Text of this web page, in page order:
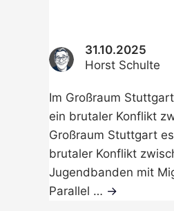
31.10.2025
Horst Schulte
Im Großraum
ein brutaler Konflikt
Großraum Stuttgart
brutaler Konflikt
Jugendbanden mit
Parallel … →